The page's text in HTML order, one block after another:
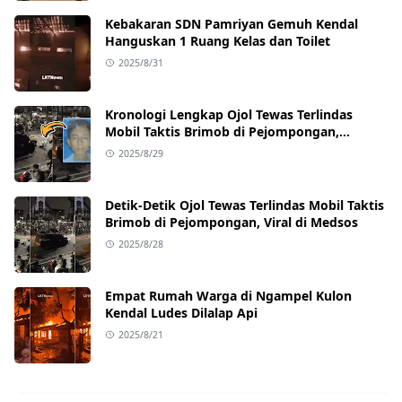
Kebakaran SDN Pamriyan Gemuh Kendal
Hanguskan 1 Ruang Kelas dan Toilet
2025/8/31
Kronologi Lengkap Ojol Tewas Terlindas
Mobil Taktis Brimob di Pejompongan,
Ternyata Sedang Antar Orderan
2025/8/29
Detik-Detik Ojol Tewas Terlindas Mobil Taktis
Brimob di Pejompongan, Viral di Medsos
2025/8/28
Empat Rumah Warga di Ngampel Kulon
Kendal Ludes Dilalap Api
2025/8/21